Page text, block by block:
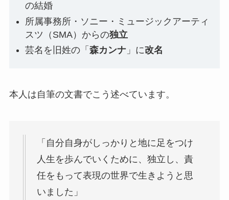
の結婚
所属事務所・ソニー・ミュージックアーティ
スツ（SMA）からの独立
芸名を旧姓の「森カンナ 」に改名
本人は自筆の文書でこう述べています。
「自分自身がしっかりと地に足をつけ
人生を歩んでいくために、独立し、責
任をもって表現の世界で生きようと思
いました」